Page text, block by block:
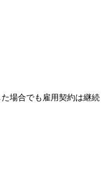
場合でも雇用契約は継続